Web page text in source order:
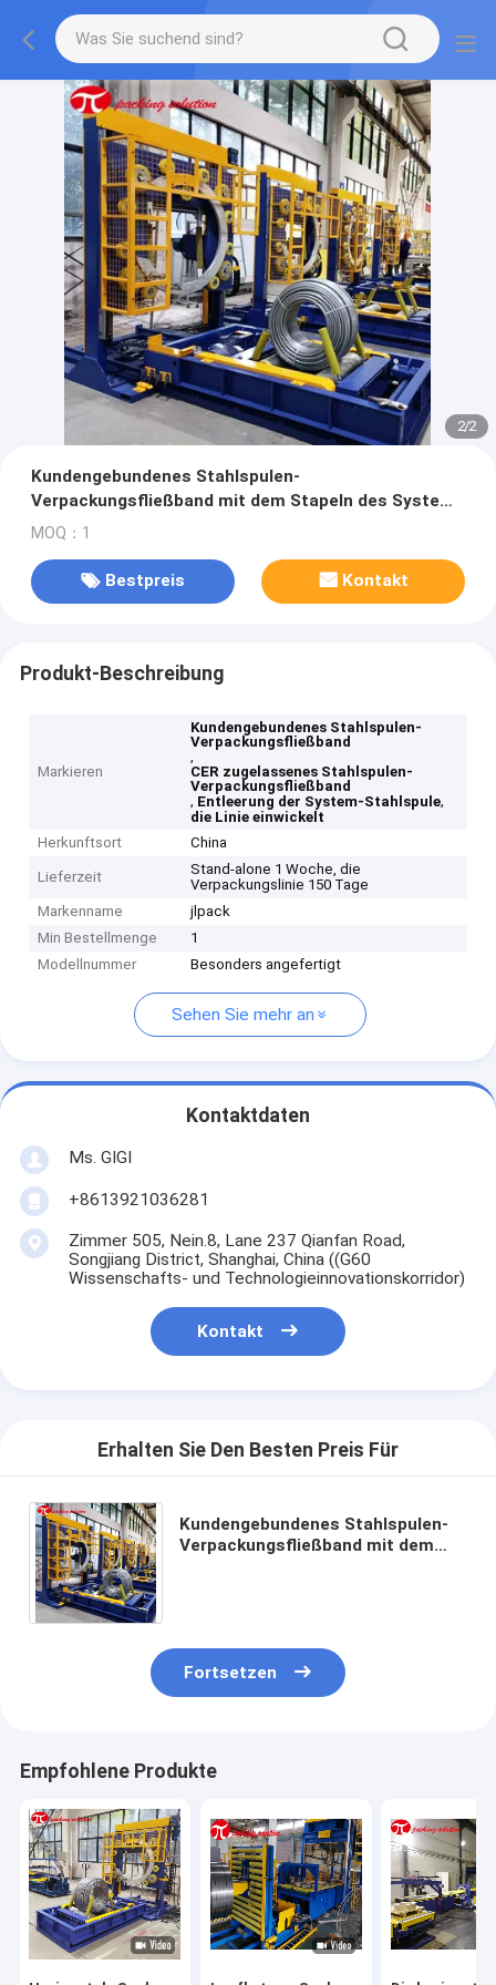
2/2
Kundengebundenes Stahlspulen-
Verpackungsfließband mit dem Stapeln des Systems
und der Entleerung des Systems
MOQ：1
Bestpreis Kontakt
Produkt-Beschreibung
Markieren
Kundengebundenes Stahlspulen-
Verpackungsfließband
,
CER zugelassenes Stahlspulen-
Verpackungsfließband
, Entleerung der System-Stahlspule,
die Linie einwickelt
Herkunftsort
China
Lieferzeit
Stand-alone 1 Woche, die
Verpackungslinie 150 Tage
Markenname
jlpack
Min Bestellmenge
1
Modellnummer
Besonders angefertigt
Sehen Sie mehr an
Kontaktdaten
Ms. GIGI
+8613921036281
Zimmer 505, Nein.8, Lane 237 Qianfan Road,
Songjiang District, Shanghai, China ((G60
Wissenschafts- und Technologieinnovationskorridor)
Kontakt
Erhalten Sie Den Besten Preis Für
Kundengebundenes Stahlspulen-
Verpackungsfließband mit dem
Fortsetzen
Empfohlene Produkte